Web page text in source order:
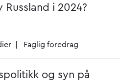
i 2024?
Faglig foredrag
og syn på